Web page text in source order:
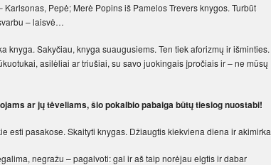
Pepė; Merė Popins iš Pamelos Trevers knygos. Turbūt
– laisvė…
knyga. Sakyčiau, knyga suaugusiems. Ten tiek aforizmų ir išminties.
asilėliai ar triušiai, su savo juokingais įpročiais ir – ne mūsų
ar jų tėveliams, šio pokalbio pabaiga būtų tiesiog nuostabi!
esti pasakose. Skaityti knygas. Džiaugtis kiekviena diena ir
negražu – pagalvoti: gal ir aš taip norėjau elgtis ir dabar